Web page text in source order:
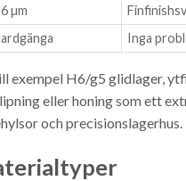
µm
Inga
H6/g5 glidlager,
eller honing som ett
och precisionslagerhus.